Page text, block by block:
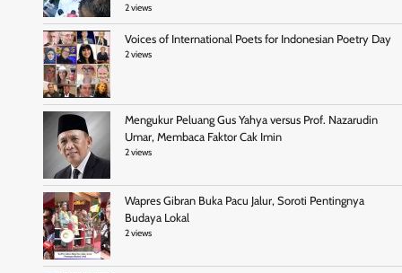
2 views
Voices of International Poets for Indonesian Poetry Day
2 views
Mengukur Peluang Gus Yahya versus Prof. Nazarudin
Umar, Membaca Faktor Cak Imin
2 views
Wapres Gibran Buka Pacu Jalur, Soroti Pentingnya
Budaya Lokal
2 views